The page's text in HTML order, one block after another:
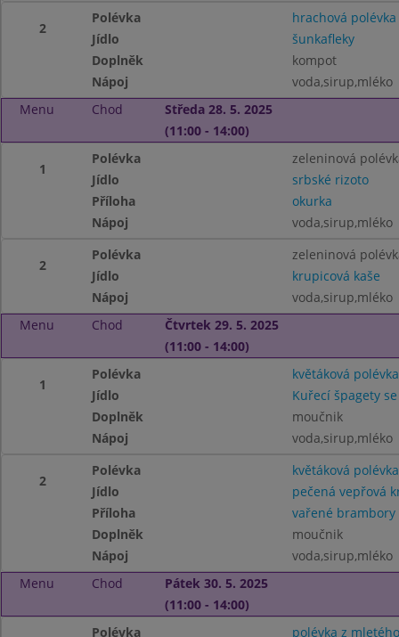
2
Polévka
hrachová polévka
Jídlo
šunkafleky
Doplněk
kompot
Nápoj
voda,sirup,mléko
Menu
Chod
Středa 28. 5. 2025
(11:00 - 14:00)
1
Polévka
zeleninová
Jídlo
srbské rizoto
Příloha
okurka
Nápoj
voda,sirup,mléko
2
Polévka
zeleninová
Jídlo
krupicová kaše
Nápoj
voda,sirup,mléko
Menu
Chod
Čtvrtek 29. 5. 2025
(11:00 - 14:00)
1
Polévka
květáková polévka
Jídlo
Kuřecí špagety
Doplněk
moučnik
Nápoj
voda,sirup,mléko
2
Polévka
květáková polévka
Jídlo
pečená vepřová
Příloha
vařené brambory
Doplněk
moučnik
Nápoj
voda,sirup,mléko
Menu
Chod
Pátek 30. 5. 2025
(11:00 - 14:00)
Polévka
polévka z